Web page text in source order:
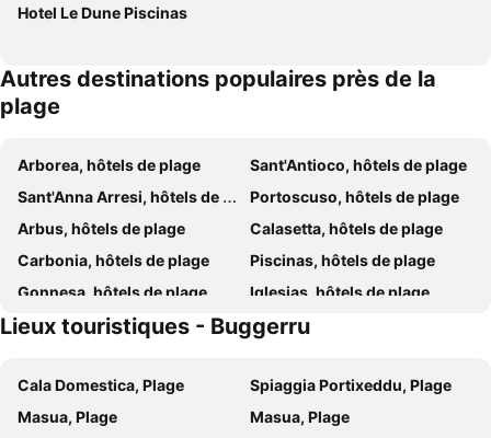
Hotel Le Dune Piscinas
Autres destinations populaires près de la
plage
Arborea, hôtels de plage
Sant'Antioco, hôtels de plage
Sant'Anna Arresi, hôtels de plage
Portoscuso, hôtels de plage
Arbus, hôtels de plage
Calasetta, hôtels de plage
Carbonia, hôtels de plage
Piscinas, hôtels de plage
Gonnesa, hôtels de plage
Iglesias, hôtels de plage
Carloforte, hôtels de plage
Lieux touristiques - Buggerru
Cala Domestica, Plage
Spiaggia Portixeddu, Plage
Masua, Plage
Masua, Plage